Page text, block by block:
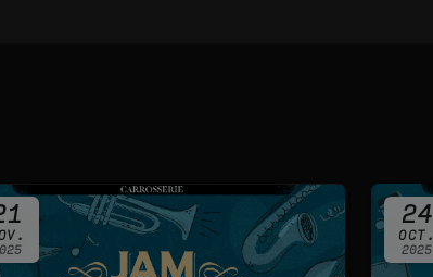
24
OCT.
2025